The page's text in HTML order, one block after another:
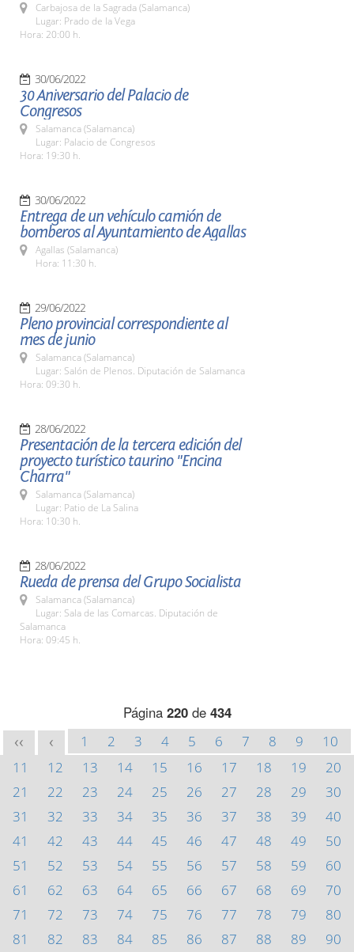
Carbajosa de la Sagrada (Salamanca)
Lugar: Prado de la Vega
Hora: 20:00 h.
30/06/2022
30 Aniversario del Palacio de
Congresos
Salamanca (Salamanca)
Lugar: Palacio de Congresos
Hora: 19:30 h.
30/06/2022
Entrega de un vehículo camión de
bomberos al Ayuntamiento de Agallas
Agallas (Salamanca)
Hora: 11:30 h.
29/06/2022
Pleno provincial correspondiente al
mes de junio
Salamanca (Salamanca)
Lugar: Salón de Plenos. Diputación de Salamanca
Hora: 09:30 h.
28/06/2022
Presentación de la tercera edición del
proyecto turístico taurino "Encina
Charra"
Salamanca (Salamanca)
Lugar: Patio de La Salina
Hora: 10:30 h.
28/06/2022
Rueda de prensa del Grupo Socialista
Salamanca (Salamanca)
Lugar: Sala de las Comarcas. Diputación de
Salamanca
Hora: 09:45 h.
Página 220de 434
<< < 1 2 3 4 5 6 7 8 9
10
11
12 13 14 15 16 17 18 19
20
21
22 23 24 25 26 27 28 29
30
31
32 33 34 35 36 37 38 39
40
41
42 43 44 45 46 47 48 49
50
51
52 53 54 55 56 57 58 59
60
61
62 63 64 65 66 67 68 69
70
71
72 73 74 75 76 77 78 79
80
81
82 83 84 85 86 87 88 89
90